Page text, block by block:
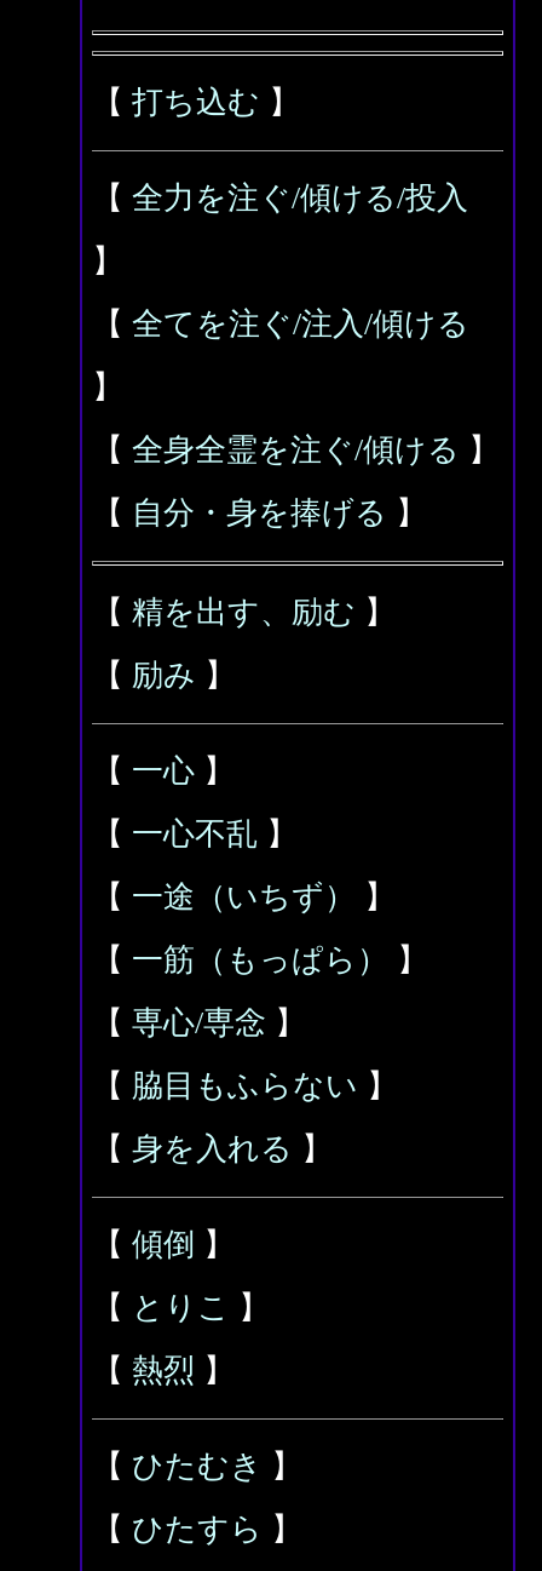
【 打ち込む 】
【 全力を注ぐ/傾ける/投入
】
【 全てを注ぐ/注入/傾ける
】
【 全身全霊を注ぐ/傾ける 】
【 自分・身を捧げる 】
【 精を出す、励む 】
【 励み 】
【 一心 】
【 一心不乱 】
【 一途（いちず）
】
【 一筋（もっぱら）
】
【 専心/専念 】
【 脇目もふらない 】
【 身を入れる 】
【 傾倒 】
【 とりこ
】
【 熱烈 】
【 ひたむき
】
【 ひたすら 】